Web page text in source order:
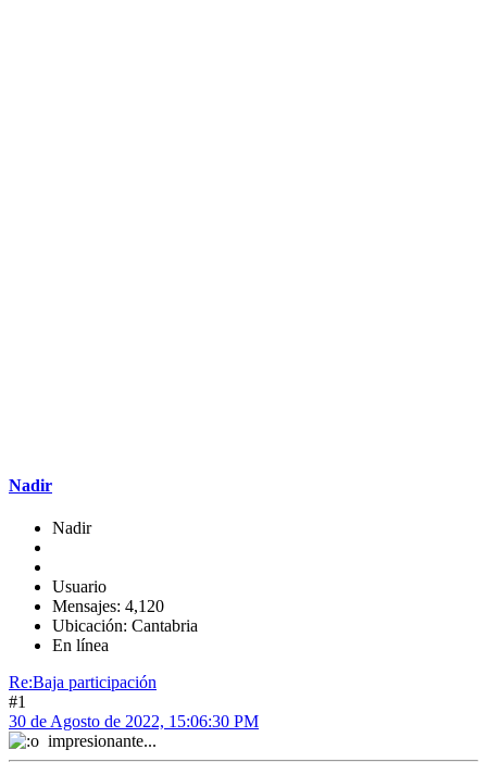
Nadir
Nadir
Usuario
Mensajes: 4,120
Ubicación: Cantabria
En línea
Re:Baja participación
#1
30 de Agosto de 2022, 15:06:30 PM
impresionante...